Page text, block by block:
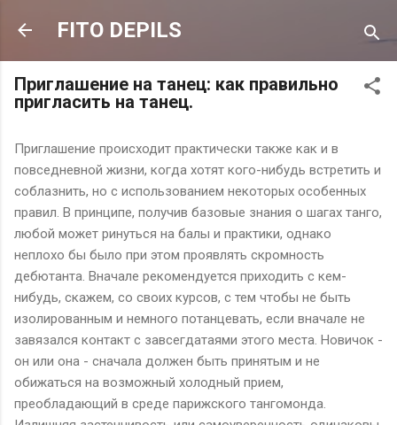
К основному контенту
FITO DEPILS
Приглашение на танец: как правильно
пригласить на танец.
Приглашение происходит практически также как и в
повседневной жизни, когда хотят кого-нибудь встретить и
соблазнить, но с использованием некоторых особенных
правил. В принципе, получив базовые знания о шагах танго,
любой может ринуться на балы и практики, однако
неплохо бы было при этом проявлять скромность
дебютанта. Вначале рекомендуется приходить с кем-
нибудь, скажем, со своих курсов, с тем чтобы не быть
изолированным и немного потанцевать, если вначале не
завязался контакт с завсегдатаями этого места. Новичок -
он или она - сначала должен быть принятым и не
обижаться на возможный холодный прием,
преобладающий в среде парижского тангомонда.